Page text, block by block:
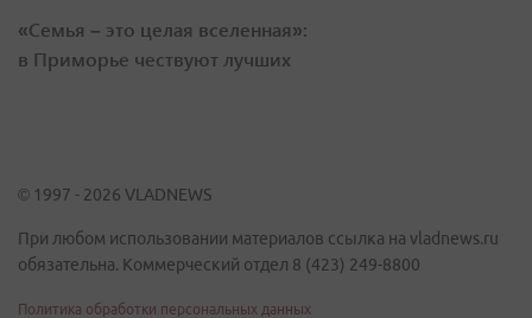
«Семья – это целая вселенная»:
в Приморье чествуют лучших
© 1997 - 2026 VLADNEWS
При любом использовании материалов ссылка на vladnews.ru
обязательна. Коммерческий отдел 8 (423) 249-8800
Политика обработки персональных данных